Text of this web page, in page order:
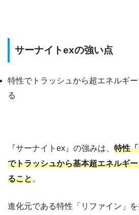
サーナイトexの強い点
特性でトラッシュから超エネルギ
る
『サーナイトex』の強みは、 特性
でトラッシュから基本超エネルギ
ること。
進化元である特性「リファイン」